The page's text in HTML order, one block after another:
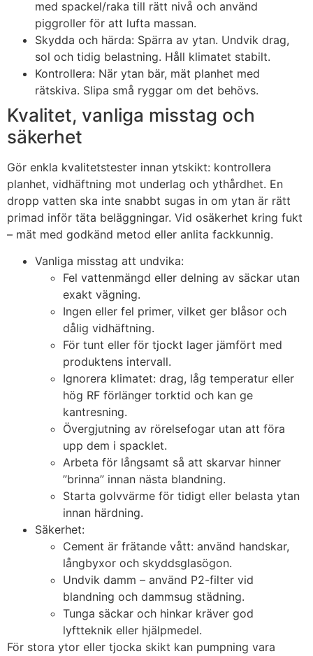
med spackel/raka till rätt nivå och använd
piggroller för att lufta massan.
Skydda och härda: Spärra av ytan. Undvik drag,
sol och tidig belastning. Håll klimatet stabilt.
Kontrollera: När ytan bär, mät planhet med
rätskiva. Slipa små ryggar om det behövs.
Kvalitet, vanliga misstag och
säkerhet
Gör enkla kvalitetstester innan ytskikt: kontrollera
planhet, vidhäftning mot underlag och ythårdhet. En
dropp vatten ska inte snabbt sugas in om ytan är rätt
primad inför täta beläggningar. Vid osäkerhet kring fukt
– mät med godkänd metod eller anlita fackkunnig.
Vanliga misstag att undvika:
Fel vattenmängd eller delning av säckar utan
exakt vägning.
Ingen eller fel primer, vilket ger blåsor och
dålig vidhäftning.
För tunt eller för tjockt lager jämfört med
produktens intervall.
Ignorera klimatet: drag, låg temperatur eller
hög RF förlänger torktid och kan ge
kantresning.
Övergjutning av rörelsefogar utan att föra
upp dem i spacklet.
Arbeta för långsamt så att skarvar hinner
”brinna” innan nästa blandning.
Starta golvvärme för tidigt eller belasta ytan
innan härdning.
Säkerhet:
Cement är frätande vått: använd handskar,
långbyxor och skyddsglasögon.
Undvik damm – använd P2-filter vid
blandning och dammsug städning.
Tunga säckar och hinkar kräver god
lyftteknik eller hjälpmedel.
För stora ytor eller tjocka skikt kan pumpning vara